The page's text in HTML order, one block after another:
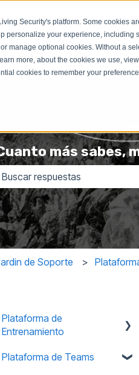
Security's platform. Some cookies
personalize your experience, including
manage optional cookies. Without a
more, about the cookies we use,
cookies to remember your
más sabes,
hay sugerencias porque
de Soporte
Plataforma de
Entrenamiento
Acerca del sitio de
Plataforma de Teams